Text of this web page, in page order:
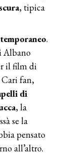
, tipica
.
Albano
il film di
Cari fan,
di
, la
se la
pensato
all’altro.